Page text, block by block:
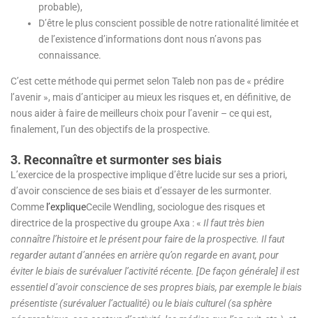
probable),
D’être le plus conscient possible de notre rationalité limitée et
de l’existence d’informations dont nous n’avons pas
connaissance.
C’est cette méthode qui permet selon Taleb non pas de « prédire
l’avenir », mais d’anticiper au mieux les risques et, en définitive, de
nous aider à faire de meilleurs choix pour l’avenir – ce qui est,
finalement, l’un des objectifs de la prospective.
3. Reconnaître et surmonter ses biais
L’exercice de la prospective implique d’être lucide sur ses a priori,
d’avoir conscience de ses biais et d’essayer de les surmonter.
Comme l’expliqueCecile Wendling, sociologue des risques et
directrice de la prospective du groupe Axa : « Il faut très bien
connaître l’histoire et le présent pour faire de la prospective. Il faut
regarder autant d’années en arrière qu’on regarde en avant, pour
éviter le biais de surévaluer l’activité récente. [De façon générale] il est
essentiel d’avoir conscience de ses propres biais, par exemple le biais
présentiste (surévaluer l’actualité) ou le biais culturel (sa sphère